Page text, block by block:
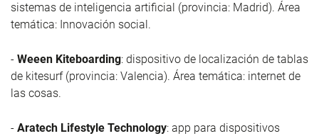
sistemas de inteligencia artificial (provincia: Madrid). Área
temática: Innovación social.
- Weeen Kiteboarding: dispositivo de localización de tablas
de kitesurf (provincia: Valencia). Área temática: internet de
las cosas.
- Aratech Lifestyle Technology: app para dispositivos